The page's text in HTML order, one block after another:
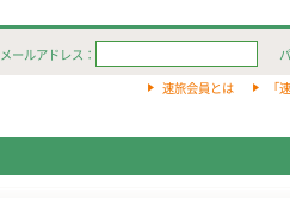
メールアドレス：
速旅会員とは 「